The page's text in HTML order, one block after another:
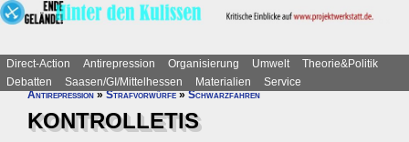
Direct-Action Antirepression Organisierung Umwelt
Theorie&Politik
Debatten
Saasen/GI/Mittelhessen Materialien
Service
Antirepression»Strafvorwürfe»Schwarzfahren
KONTROLLETIS